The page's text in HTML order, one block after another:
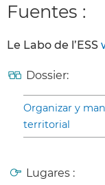
Fuentes :
Le Labo de l’ESS
Dossier:
Organizar y
territorial
Lugares :